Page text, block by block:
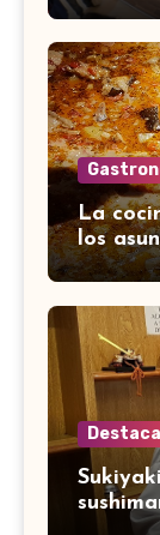
La
los